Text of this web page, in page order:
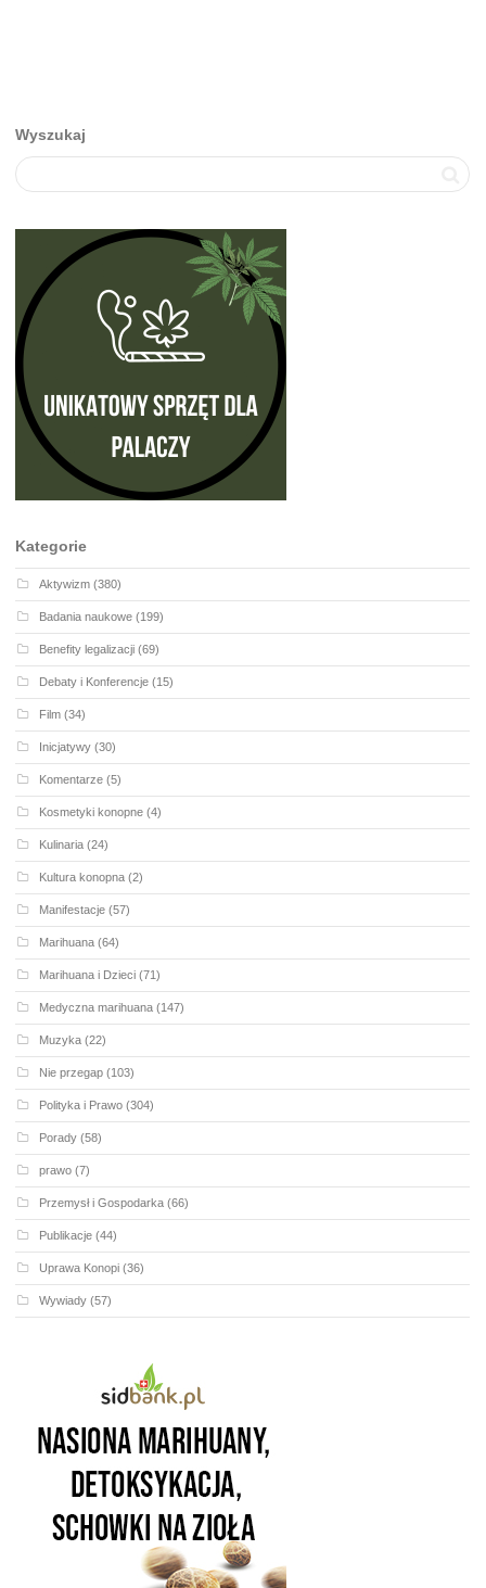
Wyszukaj
Kategorie
Aktywizm (380)
Badania naukowe (199)
Benefity legalizacji (69)
Debaty i Konferencje (15)
Film (34)
Inicjatywy (30)
Komentarze (5)
Kosmetyki konopne (4)
Kulinaria (24)
Kultura konopna (2)
Manifestacje (57)
Marihuana (64)
Marihuana i Dzieci (71)
Medyczna marihuana (147)
Muzyka (22)
Nie przegap (103)
Polityka i Prawo (304)
Porady (58)
prawo (7)
Przemysł i Gospodarka (66)
Publikacje (44)
Uprawa Konopi (36)
Wywiady (57)